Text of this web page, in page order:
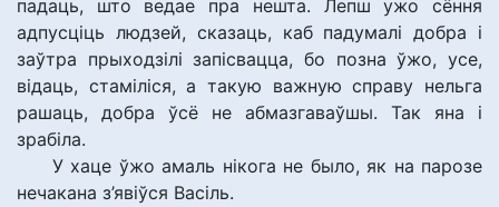
падаць, што ведае пра нешта. Лепш ужо сёння
адпусціць людзей, сказаць, каб падумалі добра і
заўтра прыходзілі запісвацца, бо позна ўжо, усе,
відаць, стаміліся, а такую важную справу нельга
рашаць, добра ўсё не абмазгаваўшы. Так яна і
зрабіла.
У хаце ўжо амаль нікога не было, як на парозе
нечакана з’явіўся Васіль.